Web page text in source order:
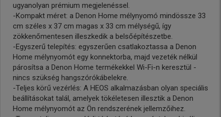
ugyanolyan prémium megjelenéssel.
-Kompakt méret: a Denon Home mélynyomó mindössze 33
cm széles x 37 cm magas x 33 cm mélységű, így
zökkenőmentesen illeszkedik a belsőépítészetbe.
-Egyszerű telepítés: egyszerűen csatlakoztassa a Denon
Home mélynyomót egy konnektorba, majd vezeték nélkül
párosítsa a Denon Home termékekkel Wi-Fi-n keresztül -
nincs szükség hangszórókábelekre.
-Teljes körű vezérlés: A HEOS alkalmazásban olyan speciális
beállításokat talál, amelyek tökéletesen illesztik a Denon
Home mélynyomót az Ön rendszerének jellemzőihez.